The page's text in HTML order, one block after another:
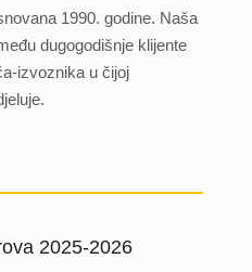
1990. godine. Naša
dugogodišnje klijente
izvoznika u čijoj
2025-2026